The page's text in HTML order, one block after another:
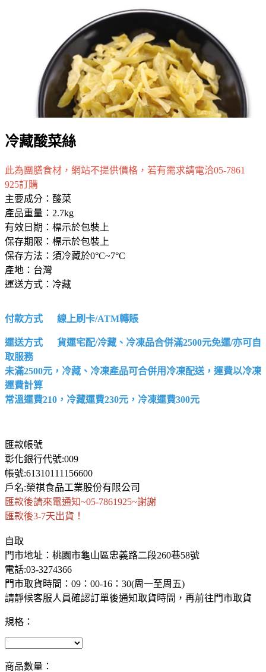
冷藏酸菜絲
此為團膳食材，網站不提供價格，若有需求請電洽05-7861
925訂購
主要成分：酸菜
產品重量：2.7kg
有效日期：標示於包裝上
保存期限：標示於包裝上
保存方法：須冷藏於0°C~7°C
產地：台灣
運送方式：冷藏
付款方式 線上刷卡/ATM轉賬
運送方式 貨運宅配/冷藏、冷凍品合併滿2500元免運/亦可自
取服務
未滿2500元，冷藏、冷凍產品可合併用冷凍配送，運費以冷凍
運費計算
常溫運費210，冷藏運費230元，冷凍運費300元
匯款帳號
彰化銀行代號:009
帳號:61310111156600
戶名:榮祺食品工業股份有限公司
匯款後請來電通知~05-7861925~謝謝
匯款後3-7天出貨！
自取
門市地址：桃園市龜山區忠義路二段260巷58號
電話:03-3274366
門市取貨時間：09：00-16：30(周一至周五)
請靜候客服人員確認訂單後通知取貨時間，再前往門市取貨
規格：
商品數量：